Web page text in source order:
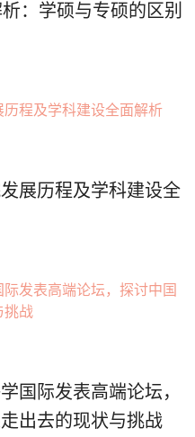
：学硕与专硕的区别
展历程及学科建设全
国际发表高端论坛，
出去的现状与挑战